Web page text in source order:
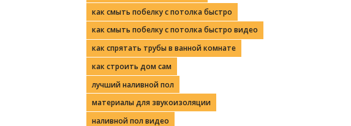
как смыть побелку с потолка быстро
как смыть побелку с потолка быстро видео
как спрятать трубы в ванной комнате
как строить дом сам
лучший наливной пол
материалы для звукоизоляции
наливной пол видео